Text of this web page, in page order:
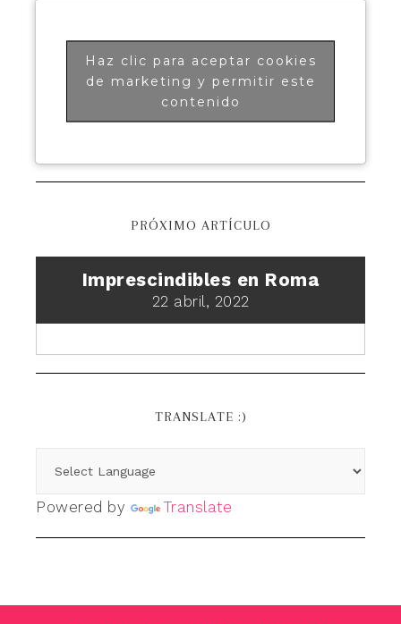
Haz clic para aceptar cookies
de marketing y permitir este
contenido
PRÓXIMO ARTÍCULO
Imprescindibles en Roma
22 abril, 2022
TRANSLATE :)
Powered by Translate